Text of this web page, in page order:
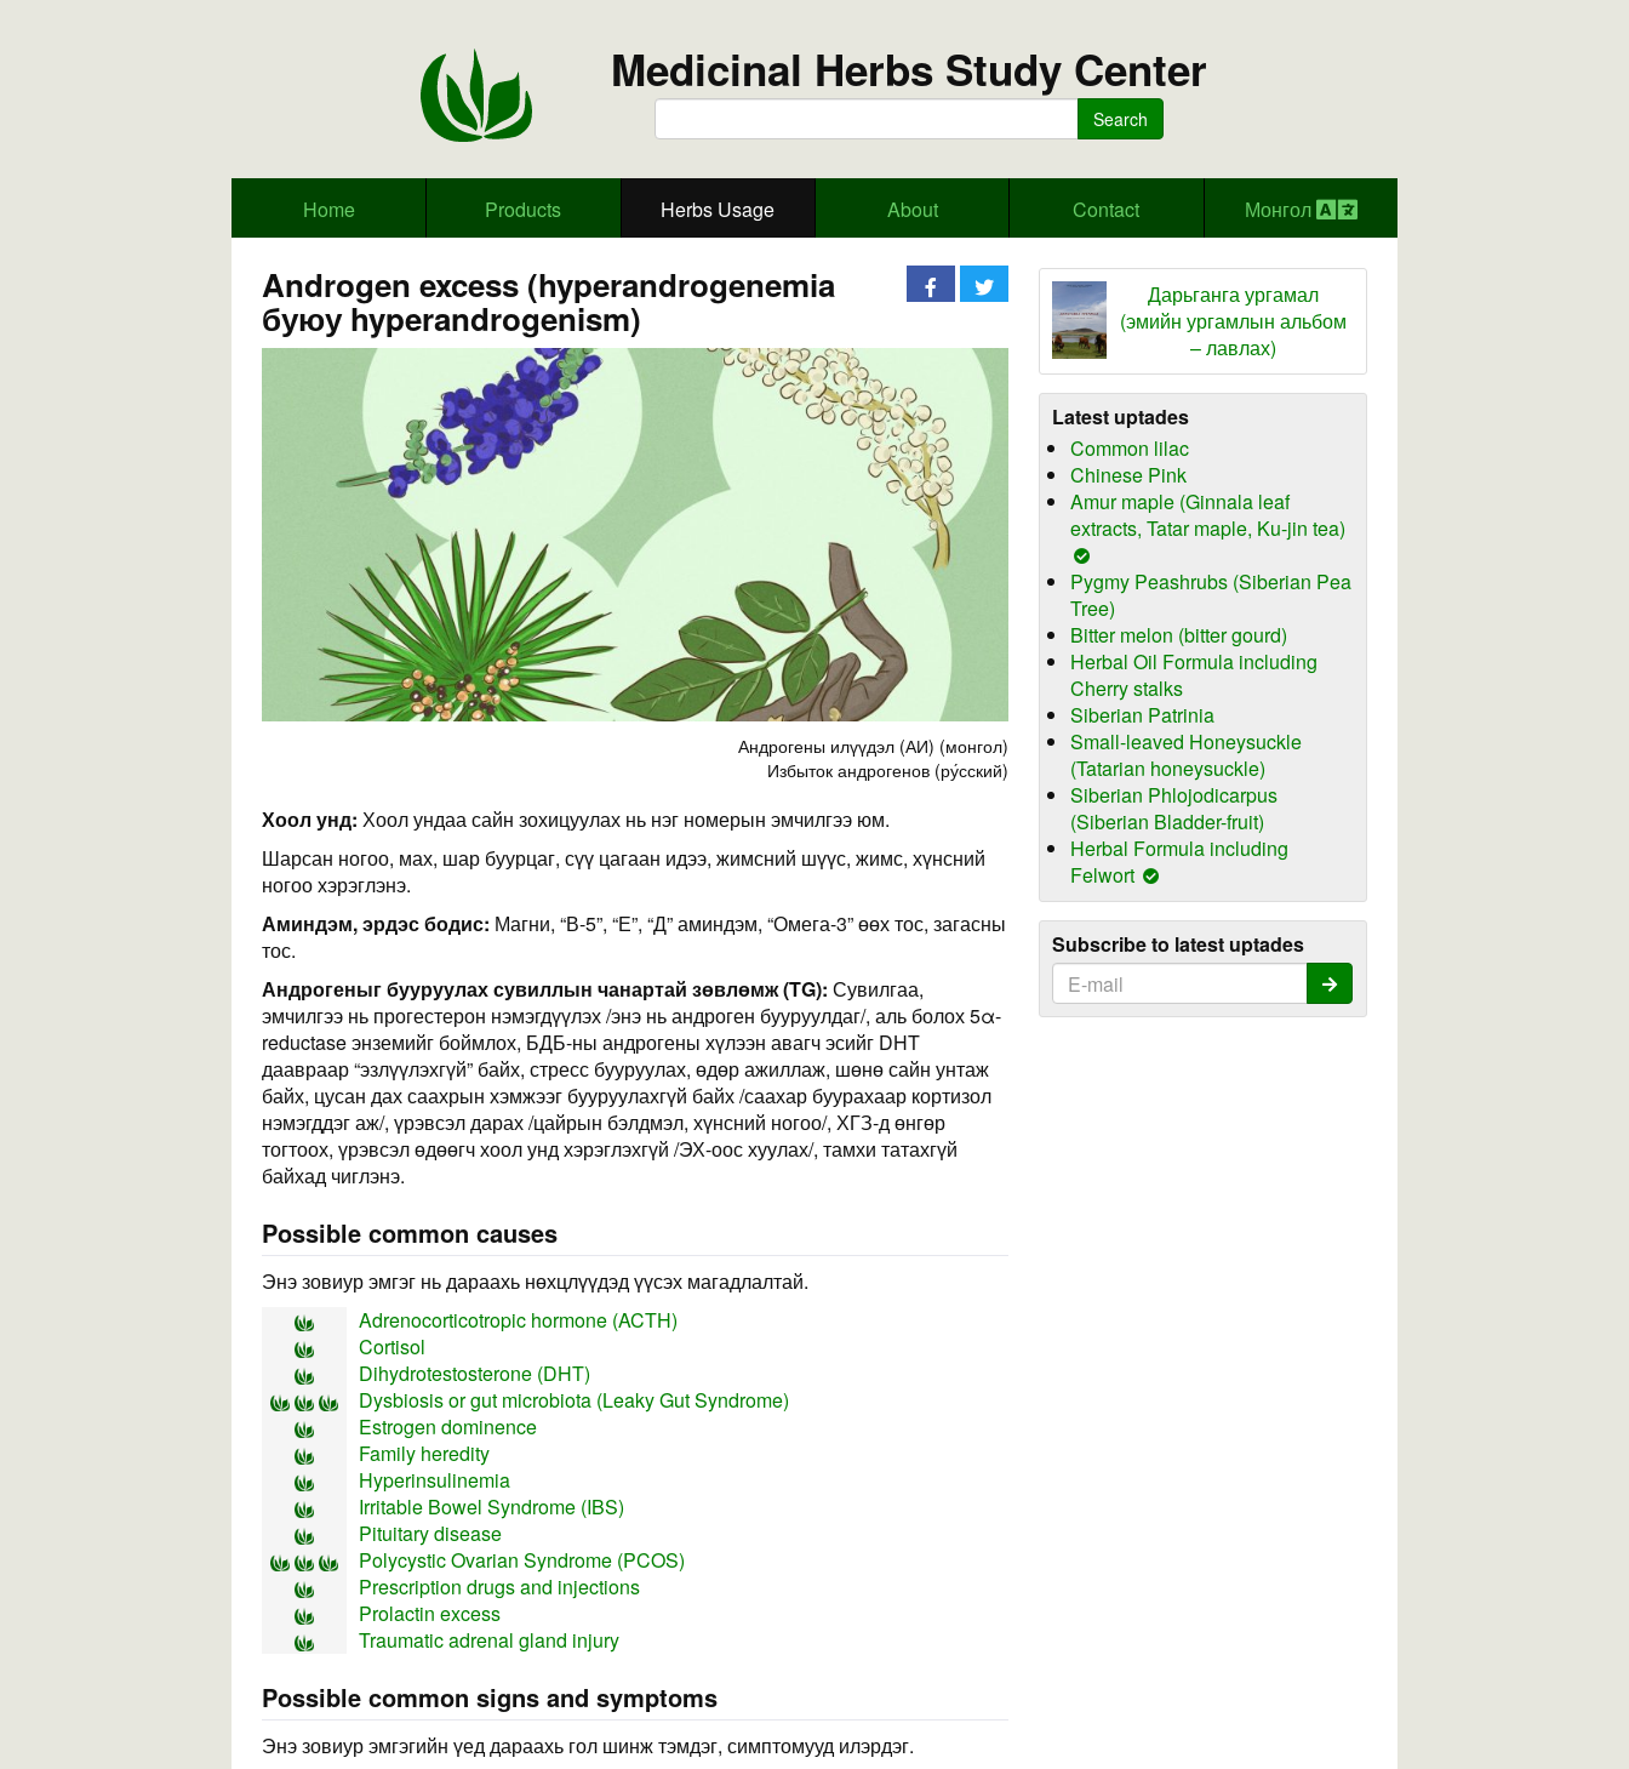
Medicinal Herbs Study Center
Search
Home Products Herbs Usage About Contact Монгол
Androgen excess (hyperandrogenemia
буюу hyperandrogenism)
Андрогены илүүдэл (АИ) (монгол)
Избыток андрогенов (ру́сский)
Хоол унд: Хоол ундаа сайн зохицуулах нь нэг номерын эмчилгээ юм.
Шарсан ногоо, мах, шар буурцаг, сүү цагаан идээ, жимсний шүүс, жимс, хүнсний
ногоо хэрэглэнэ.
Аминдэм, эрдэс бодис: Магни, “В-5”, “Е”, “Д” аминдэм, “Омега-3” өөх тос, загасны
тос.
Андрогеныг бууруулах сувиллын чанартай зөвлөмж (TG): Сувилгаа,
эмчилгээ нь прогестерон нэмэгдүүлэх /энэ нь андроген бууруулдаг/, аль болох 5α-
reductase энземийг боймлох, БДБ-ны андрогены хүлээн авагч эсийг DHT
даавраар “эзлүүлэхгүй” байх, стресс бууруулах, өдөр ажиллаж, шөнө сайн унтаж
байх, цусан дах саахрын хэмжээг бууруулахгүй байх /саахар буурахаар кортизол
нэмэгддэг аж/, үрэвсэл дарах /цайрын бэлдмэл, хүнсний ногоо/, ХГЗ-д өнгөр
тогтоох, үрэвсэл өдөөгч хоол унд хэрэглэхгүй /ЭХ-оос хуулах/, тамхи татахгүй
байхад чиглэнэ.
Possible common causes
Энэ зовиур эмгэг нь дараахь нөхцлүүдэд үүсэх магадлалтай.
Adrenocorticotropic hormone (ACTH)
Cortisol
Dihydrotestosterone (DHT)
Dysbiosis or gut microbiota (Leaky Gut Syndrome)
Estrogen dominence
Family heredity
Hyperinsulinemia
Irritable Bowel Syndrome (IBS)
Pituitary disease
Polycystic Ovarian Syndrome (PCOS)
Prescription drugs and injections
Prolactin excess
Traumatic adrenal gland injury
Possible common signs and symptoms
Энэ зовиур эмгэгийн үед дараахь гол шинж тэмдэг, симптомууд илэрдэг.
Дарьганга ургамал
(эмийн ургамлын альбом
– лавлах)
Latest uptades
Common lilac
Chinese Pink
Amur maple (Ginnala leaf
extracts, Tatar maple, Ku-jin tea)
Pygmy Peashrubs (Siberian Pea
Tree)
Bitter melon (bitter gourd)
Herbal Oil Formula including
Cherry stalks
Siberian Patrinia
Small-leaved Honeysuckle
(Tatarian honeysuckle)
Siberian Phlojodicarpus
(Siberian Bladder-fruit)
Herbal Formula including
Felwort
Subscribe to latest uptades